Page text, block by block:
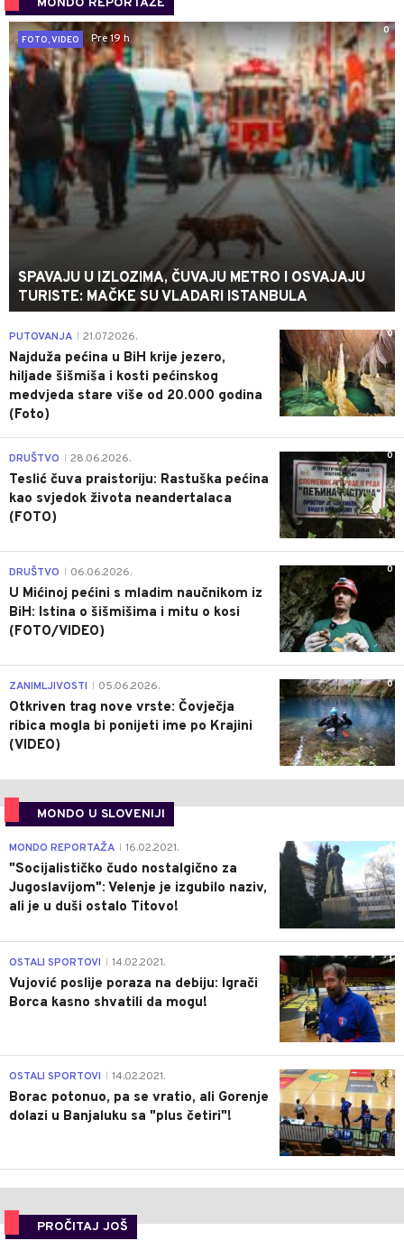
0
FOTO, VIDEO
Pre 19 h
SPAVAJU U IZLOZIMA, ČUVAJU METRO I OSVAJAJU
TURISTE: MAČKE SU VLADARI ISTANBULA
0
PUTOVANJA 21.07.2026.
Najduža pećina u BiH krije jezero,
hiljade šišmiša i kosti pećinskog
medvjeda stare više od 20.000 godina
(Foto)
0
DRUŠTVO 28.06.2026.
Teslić čuva praistoriju: Rastuška pećina
kao svjedok života neandertalaca
(FOTO)
0
DRUŠTVO 06.06.2026.
U Mićinoj pećini s mladim naučnikom iz
BiH: Istina o šišmišima i mitu o kosi
(FOTO/VIDEO)
0
ZANIMLJIVOSTI 05.06.2026.
Otkriven trag nove vrste: Čovječja
ribica mogla bi ponijeti ime po Krajini
(VIDEO)
MONDO U SLOVENIJI
4
MONDO REPORTAŽA 16.02.2021.
"Socijalističko čudo nostalgično za
Jugoslavijom": Velenje je izgubilo naziv,
ali je u duši ostalo Titovo!
1
OSTALI SPORTOVI 14.02.2021.
Vujović poslije poraza na debiju: Igrači
Borca kasno shvatili da mogu!
3
OSTALI SPORTOVI 14.02.2021.
Borac potonuo, pa se vratio, ali Gorenje
dolazi u Banjaluku sa "plus četiri"!
PROČITAJ JOŠ